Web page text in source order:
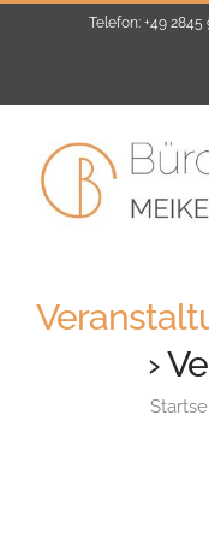
Telefon: +49 2845
›